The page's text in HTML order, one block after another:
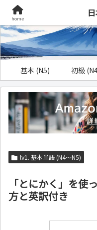
基本 (N5) 初級
lv1. 基本単語 (N4～N5)
「とにかく」を使
方と英訳付き
home